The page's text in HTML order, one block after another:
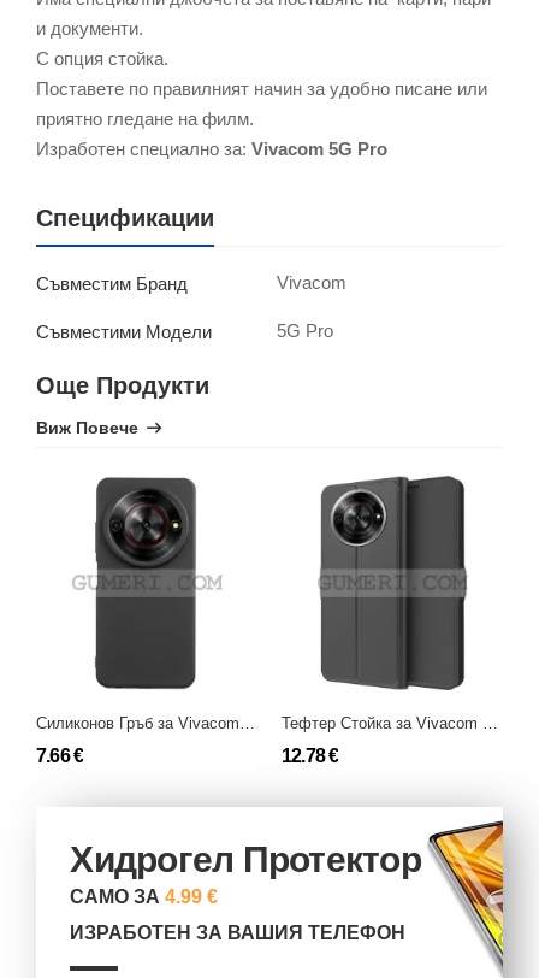
и документи.
С опция стойка.
Поставете по правилният начин за удобно писане или
приятно гледане на филм.
Изработен специално за: Vivacom 5G Pro
Спецификации
Съвместим Бранд Vivacom
Съвместими Модели 5G Pro
Още Продукти
Виж Повече
Силиконов Гръб за Vivacom 5G Pro
7.66 €
Тефтер Стойка за Vivacom 5G Pro
12.78 €
Хидрогел Протектор
САМО ЗА4.99 €
ИЗРАБОТЕН ЗА ВАШИЯ ТЕЛЕФОН